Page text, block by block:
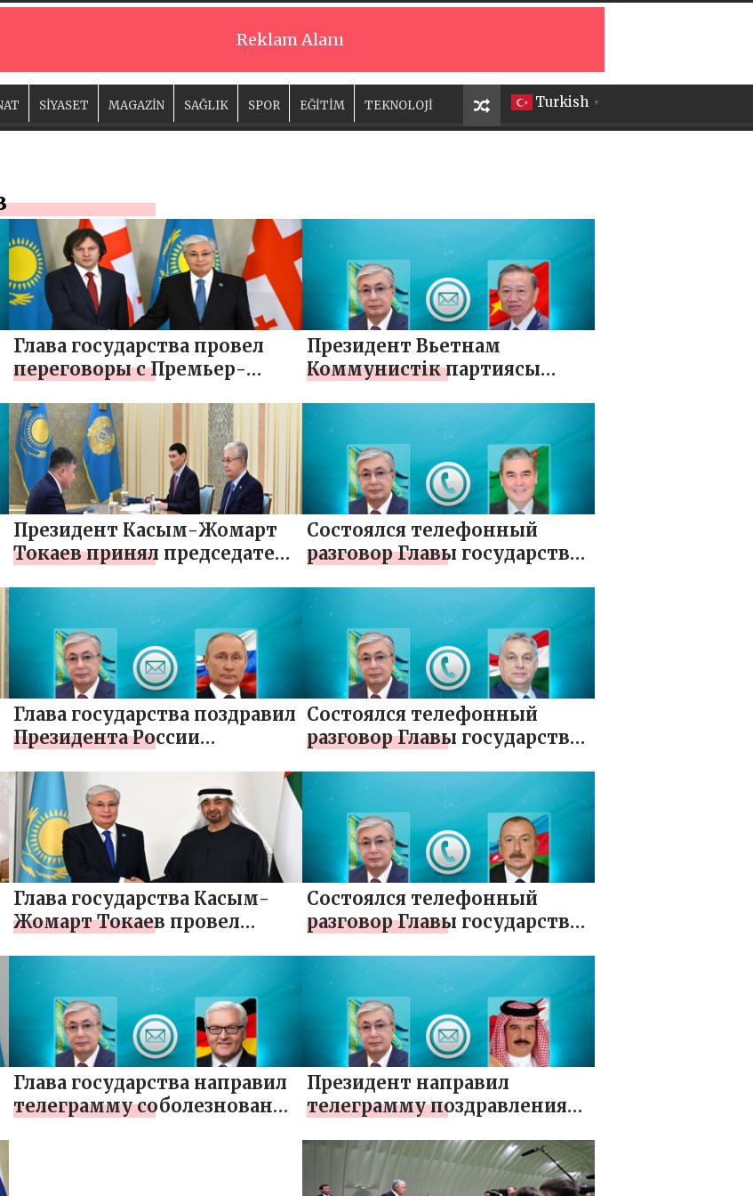
Reklam Alanı
Turkish ▼
SİYASET MAGAZİN SAĞLIK SPOR EĞİTİM TEKNOLOJİ
Глава государства провел
переговоры с Премьер-
Ираклием Кобахидзе
Президент Вьетнам
Коммунистік партиясы
хатшысына құттықтау
жеделхатын жолдады
Президент Касым-Жомарт
Токаев принял председателя
Тимура Сулейменова
Состоялся телефонный
разговор Главы государства
Маслахаты Туркменистана
Гурбангулы
Бердымухамедовым
Глава государства поздравил
Президента России
летием Договора о
казахстанско-российской
государственной границе
Состоялся телефонный
разговор Главы государства
Венгрии
Глава государства Касым-
Жомарт Токаев провел
шейхом Мухаммедом бен
Заидом Аль Нахаяном
Состоялся телефонный
разговор Главы государства
Азербайджана Ильхамом
Алиевым
Глава государства направил
телеграмму соболезнования
Президент направил
телеграмму поздравления